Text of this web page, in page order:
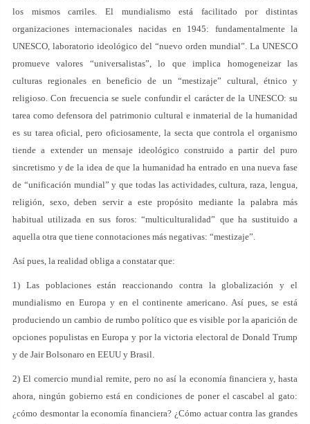
los mismos carriles. El mundialismo está facilitado por distintas
organizaciones internacionales nacidas en 1945: fundamentalmente la
UNESCO, laboratorio ideológico del “nuevo orden mundial”. La UNESCO
promueve valores “universalistas”, lo que implica homogeneizar las
culturas regionales en beneficio de un “mestizaje” cultural, étnico y
religioso. Con frecuencia se suele confundir el carácter de la UNESCO: su
tarea como defensora del patrimonio cultural e inmaterial de la humanidad
es su tarea oficial, pero oficiosamente, la secta que controla el organismo
tiende a extender un mensaje ideológico construido a partir del puro
sincretismo y de la idea de que la humanidad ha entrado en una nueva fase
de “unificación mundial” y que todas las actividades, cultura, raza, lengua,
religión, sexo, deben servir a este propósito mediante la palabra más
habitual utilizada en sus foros: “multiculturalidad” que ha sustituido a
aquella otra que tiene connotaciones más negativas: “mestizaje”.
Así pues, la realidad obliga a constatar que:
1) Las poblaciones están reaccionando contra la globalización y el
mundialismo en Europa y en el continente americano. Así pues, se está
produciendo un cambio de rumbo político que es visible por la aparición de
opciones populistas en Europa y por la victoria electoral de Donald Trump
y de Jair Bolsonaro en EEUU y Brasil.
2) El comercio mundial remite, pero no así la economía financiera y, hasta
ahora, ningún gobierno está en condiciones de poner el cascabel al gato:
¿cómo desmontar la economía financiera? ¿Cómo actuar contra las grandes